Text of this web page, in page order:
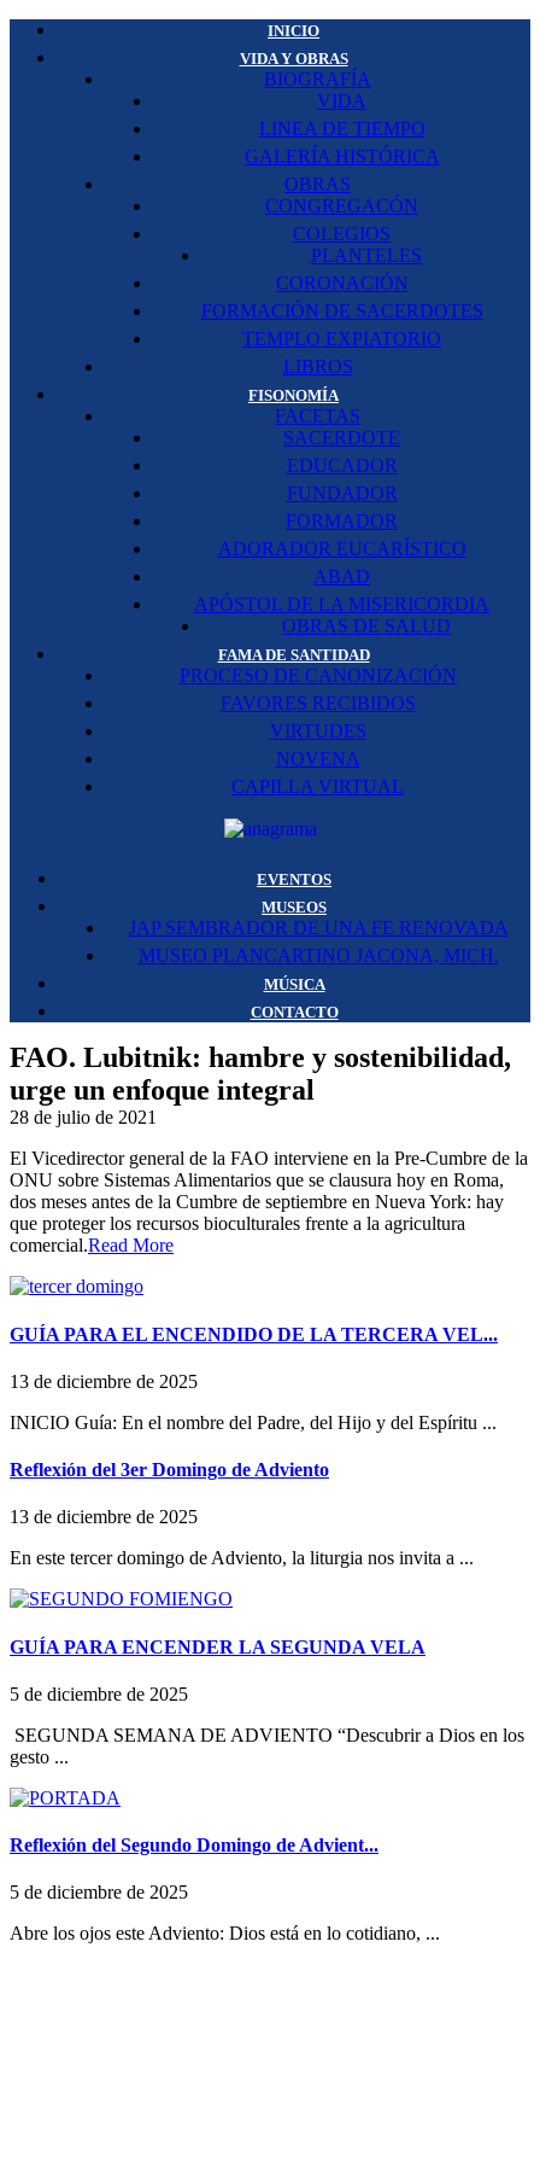
INICIO
VIDA Y OBRAS
BIOGRAFÍA
VIDA
LINEA DE TIEMPO
GALERÍA HISTÓRICA
OBRAS
CONGREGACÓN
COLEGIOS
PLANTELES
CORONACIÓN
FORMACIÓN DE SACERDOTES
TEMPLO EXPIATORIO
LIBROS
FISONOMÍA
FACETAS
SACERDOTE
EDUCADOR
FUNDADOR
FORMADOR
ADORADOR EUCARÍSTICO
ABAD
APÓSTOL DE LA MISERICORDIA
OBRAS DE SALUD
FAMA DE SANTIDAD
PROCESO DE CANONIZACIÓN
FAVORES RECIBIDOS
VIRTUDES
NOVENA
CAPILLA VIRTUAL
EVENTOS
MUSEOS
JAP SEMBRADOR DE UNA FE RENOVADA
MUSEO PLANCARTINO JACONA, MICH.
MÚSICA
CONTACTO
FAO. Lubitnik: hambre y sostenibilidad,
urge un enfoque integral
28 de julio de 2021
El Vicedirector general de la FAO interviene en la Pre-Cumbre de la
ONU sobre Sistemas Alimentarios que se clausura hoy en Roma,
dos meses antes de la Cumbre de septiembre en Nueva York: hay
que proteger los recursos bioculturales frente a la agricultura
comercial.Read More
GUÍA PARA EL ENCENDIDO DE LA TERCERA VEL...
13 de diciembre de 2025
INICIO Guía: En el nombre del Padre, del Hijo y del Espíritu ...
Reflexión del 3er Domingo de Adviento
13 de diciembre de 2025
En este tercer domingo de Adviento, la liturgia nos invita a ...
GUÍA PARA ENCENDER LA SEGUNDA VELA
5 de diciembre de 2025
SEGUNDA SEMANA DE ADVIENTO “Descubrir a Dios en los
gesto ...
Reflexión del Segundo Domingo de Advient...
5 de diciembre de 2025
Abre los ojos este Adviento: Dios está en lo cotidiano, ...